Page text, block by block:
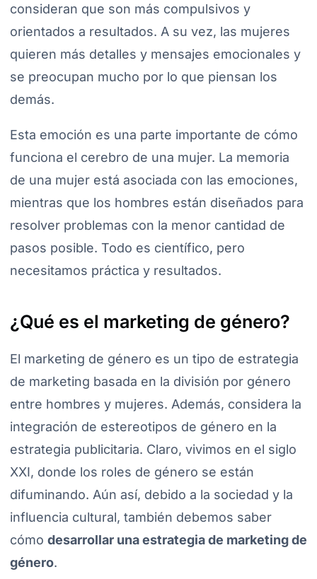
consideran que son más compulsivos y
orientados a resultados. A su vez, las mujeres
quieren más detalles y mensajes emocionales y
se preocupan mucho por lo que piensan los
demás.
Esta emoción es una parte importante de cómo
funciona el cerebro de una mujer. La memoria
de una mujer está asociada con las emociones,
mientras que los hombres están diseñados para
resolver problemas con la menor cantidad de
pasos posible. Todo es científico, pero
necesitamos práctica y resultados.
¿Qué es el marketing de género?
El marketing de género es un tipo de estrategia
de marketing basada en la división por género
entre hombres y mujeres. Además, considera la
integración de estereotipos de género en la
estrategia publicitaria. Claro, vivimos en el siglo
XXI, donde los roles de género se están
difuminando. Aún así, debido a la sociedad y la
influencia cultural, también debemos saber
cómo desarrollar una estrategia de marketing de
género.